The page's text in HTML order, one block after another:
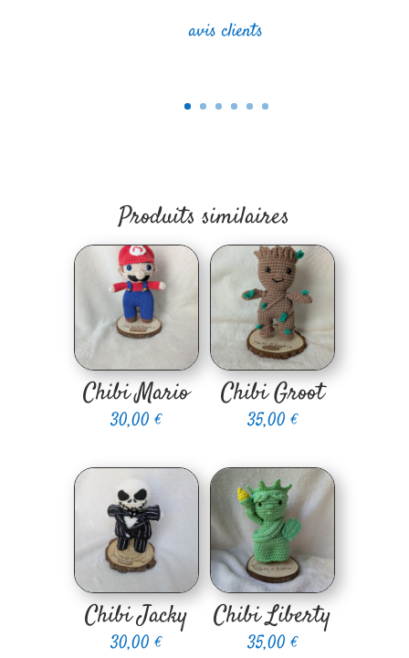
avis clients
Produits similaires
Chibi Mario
30,00€
Chibi Groot
35,00€
Chibi Jacky
30,00€
Chibi Liberty
35,00€